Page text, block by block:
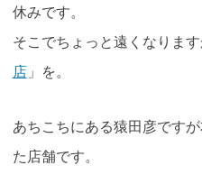
休みです。
そこでちょっと遠くなりま
店」を。
あちこちにある猿田彦です
た店舗です。